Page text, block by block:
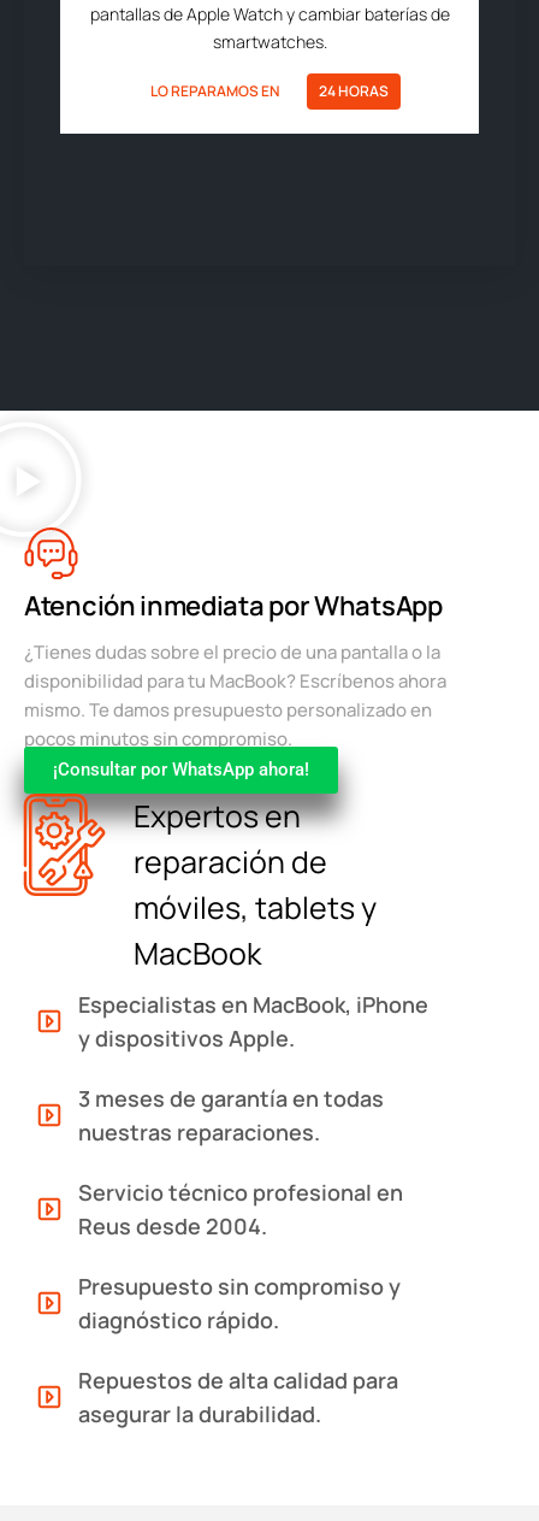
pantallas de Apple Watch y cambiar baterías de
smartwatches.
LO REPARAMOS EN 24 HORAS
Atención inmediata por WhatsApp
¿Tienes dudas sobre el precio de una pantalla o la
disponibilidad para tu MacBook? Escríbenos ahora
mismo. Te damos presupuesto personalizado en
pocos minutos sin compromiso.
¡Consultar por WhatsApp ahora!
Expertos en
reparación de
móviles, tablets y
MacBook
Especialistas en MacBook, iPhone
y dispositivos Apple.
3 meses de garantía en todas
nuestras reparaciones.
Servicio técnico profesional en
Reus desde 2004.
Presupuesto sin compromiso y
diagnóstico rápido.
Repuestos de alta calidad para
asegurar la durabilidad.